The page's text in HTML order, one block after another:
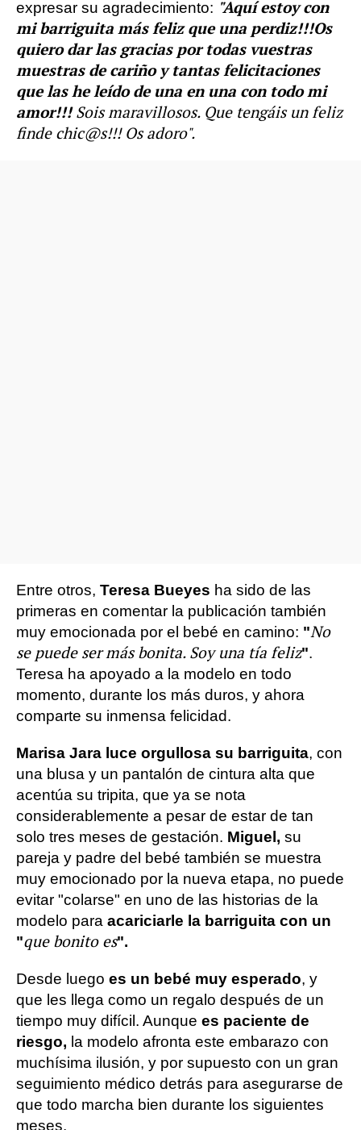
expresar su agradecimiento: "Aquí estoy con
mi barriguita más feliz que una perdiz!!!Os
quiero dar las gracias por todas vuestras
muestras de cariño y tantas felicitaciones
que las he leído de una en una con todo mi
amor!!!Sois maravillosos. Que tengáis un feliz
finde chic@s!!! Os adoro".
Entre otros, Teresa Bueyes ha sido de las
primeras en comentar la publicación también
muy emocionada por el bebé en camino: "No
se puede ser más bonita. Soy una tía feliz".
Teresa ha apoyado a la modelo en todo
momento, durante los más duros, y ahora
comparte su inmensa felicidad.
Marisa Jara luce orgullosa su barriguita, con
una blusa y un pantalón de cintura alta que
acentúa su tripita, que ya se nota
considerablemente a pesar de estar de tan
solo tres meses de gestación. Miguel, su
pareja y padre del bebé también se muestra
muy emocionado por la nueva etapa, no puede
evitar "colarse" en uno de las historias de la
modelo para acariciarle la barriguita con un
"que bonito es".
Desde luego es un bebé muy esperado, y
que les llega como un regalo después de un
tiempo muy difícil. Aunque es paciente de
riesgo, la modelo afronta este embarazo con
muchísima ilusión, y por supuesto con un gran
seguimiento médico detrás para asegurarse de
que todo marcha bien durante los siguientes
meses.